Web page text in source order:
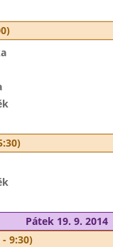
Pátek 19. 9. 2014
9:30)